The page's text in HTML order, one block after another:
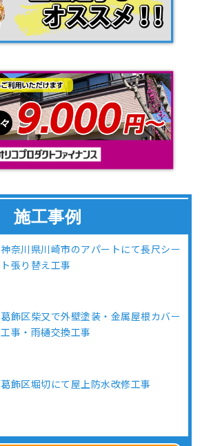
施工事例
神奈川県川崎市のアパートにて長尺シー
ト張り替え工事
葛飾区柴又で外壁塗装・金属屋根カバー
工事・雨樋交換工事
葛飾区堀切にて屋上防水改修工事